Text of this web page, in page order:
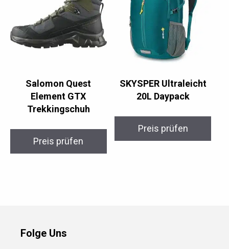
Salomon Quest
Element GTX
Trekkingschuh
Preis prüfen
SKYSPER Ultraleicht
20L Daypack
Preis prüfen
Folge Uns